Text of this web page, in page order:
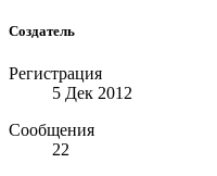
Создатель
Регистрация
5 Дек 2012
Сообщения
22